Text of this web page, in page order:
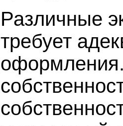
Различные
требует
оформления.